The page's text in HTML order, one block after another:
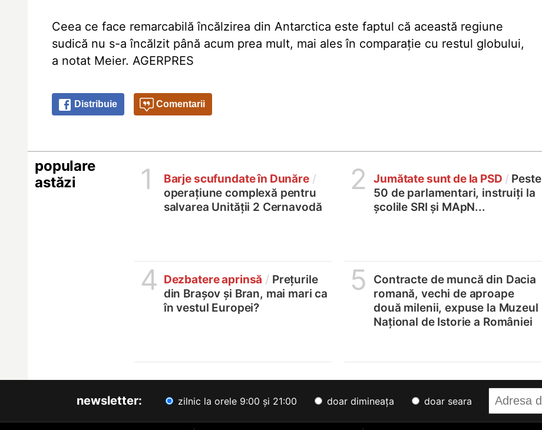
Ceea ce face remarcabilă încălzirea din Antarctica este faptul că această regiune
sudică nu s-a încălzit până acum prea mult, mai ales în comparaţie cu restul globului,
a notat Meier. AGERPRES
Distribuie Comentarii
populare
astăzi
1 Barje scufundate în Dunăre /
operațiune complexă pentru
salvarea Unității 2 Cernavodă
2 Jumătate sunt de la PSD / Peste
50 de parlamentari, instruiți la
școlile SRI și MApN...
4 Dezbatere aprinsă / Prețurile
din Brașov și Bran, mai mari ca
în vestul Europei?
5
Contracte de muncă din Dacia
romană, vechi de aproape
două milenii, expuse la Muzeul
Național de Istorie a României
newsletter: zilnic la orele 9:00 și 21:00 doar dimineața doar seara